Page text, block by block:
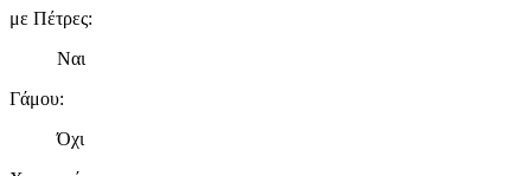
μέρους σας χρήση της τοποθεσίας μας στους συνεργάτες μέσων
με Πέτρες:
Ναι
Γάμου:
Όχι